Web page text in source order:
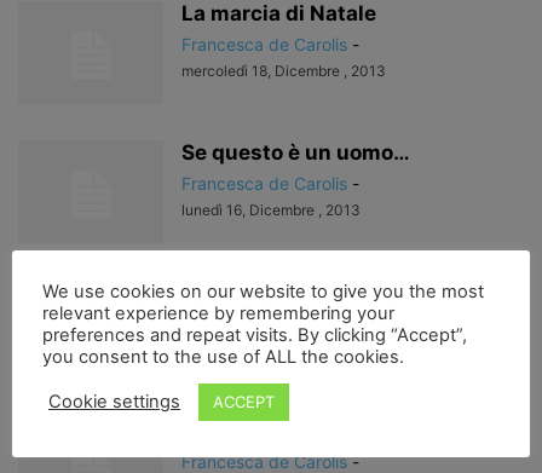
La marcia di Natale
Francesca de Carolis -
mercoledì 18, Dicembre , 2013
Se questo è un uomo…
Francesca de Carolis -
lunedì 16, Dicembre , 2013
Autismi…
Francesca de Carolis -
venerdì 13, Dicembre , 2013
Francesca de Carolis -
We use cookies on our website to give you the most
relevant experience by remembering your
preferences and repeat visits. By clicking “Accept”,
you consent to the use of ALL the cookies.
Cookie settings ACCEPT